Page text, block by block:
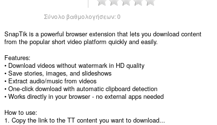
Σύνολο βαθμολογήσεων:0
SnapTik is a powerful browser extension that lets you download content
from the popular short video platform quickly and easily.
Features:
• Download videos without watermark in HD quality
• Save stories, images, and slideshows
• Extract audio/music from videos
• One-click download with automatic clipboard detection
• Works directly in your browser - no external apps needed
How to use:
1. Copy the link to the TT content you want to download...